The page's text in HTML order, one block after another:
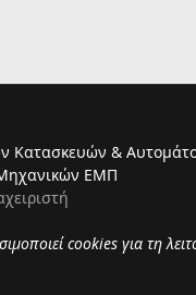
Κατασκευών &
ΕΜΠ
cookies για τη